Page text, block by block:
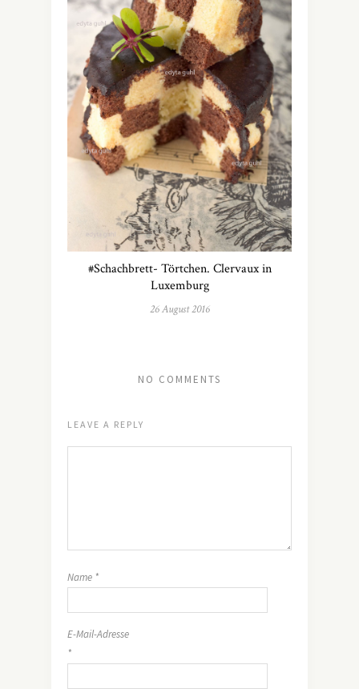
#Schachbrett- Törtchen. Clervaux in
Luxemburg
26 August 2016
NO COMMENTS
LEAVE A REPLY
Name *
E-Mail-Adresse
*